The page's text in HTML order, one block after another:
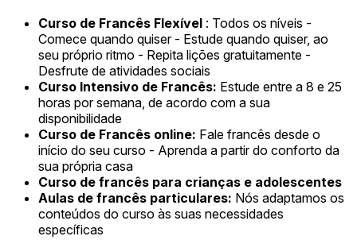
Curso de Francês Flexível : Todos os níveis -
Comece quando quiser - Estude quando quiser, ao
seu próprio ritmo - Repita lições gratuitamente -
Desfrute de atividades sociais
Curso Intensivo de Francês: Estude entre a 8 e 25
horas por semana, de acordo com a sua
disponibilidade
Curso de Francês online: Fale francês desde o
início do seu curso - Aprenda a partir do conforto da
sua própria casa
Curso de francês para crianças e adolescentes
Aulas de francês particulares: Nós adaptamos os
conteúdos do curso às suas necessidades
específicas